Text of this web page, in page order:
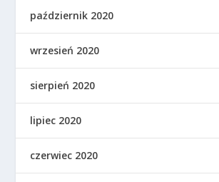
październik 2020
wrzesień 2020
sierpień 2020
lipiec 2020
czerwiec 2020